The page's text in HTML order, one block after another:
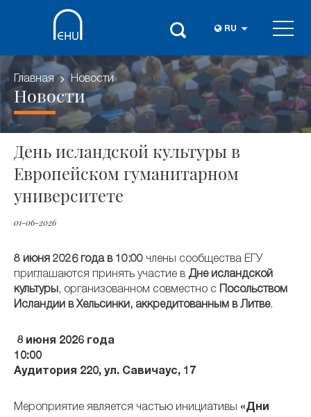
RU
Главная Новости
Новости
День исландской культуры в
Европейском гуманитарном
университете
01-06-2026
8 июня 2026 года в 10:00 члены сообщества ЕГУ
приглашаются принять участие в Дне исландской
культуры, организованном совместно с Посольством
Исландии в Хельсинки, аккредитованным в Литве.
8 июня 2026 года
10:00
Аудитория 220, ул. Савичаус, 17
Мероприятие является частью инициативы «Дни